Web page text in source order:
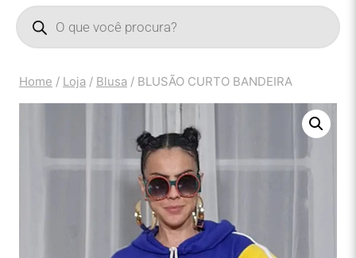
Home / Loja / Blusa / BLUSÃO CURTO BANDEIRA